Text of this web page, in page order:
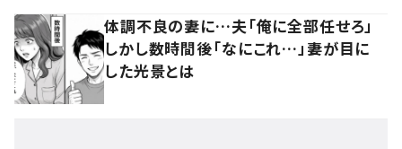
体調不良の妻に…夫「俺に全部任せろ」
しかし数時間後「なにこれ…」妻が目に
した光景とは